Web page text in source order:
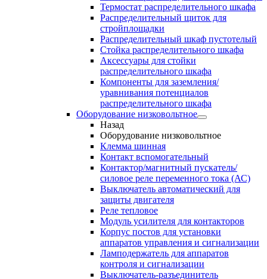
Термостат распределительного шкафа
Распределительный щиток для
стройплощадки
Распределительный шкаф пустотелый
Стойка распределительного шкафа
Аксессуары для стойки
распределительного шкафа
Компоненты для заземления/
уравнивания потенциалов
распределительного шкафа
Оборудование низковольтное
Назад
Оборудование низковольтное
Клемма шинная
Контакт вспомогательный
Контактор/магнитный пускатель/
силовое реле переменного тока (АС)
Выключатель автоматический для
защиты двигателя
Реле тепловое
Модуль усилителя для контакторов
Корпус постов для установки
аппаратов управления и сигнализации
Ламподержатель для аппаратов
контроля и сигнализации
Выключатель-разъединитель